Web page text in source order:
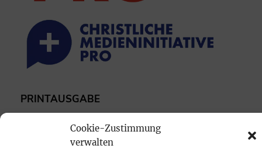
Cookie-Zustimmung
verwalten
PRINTAUSGABE